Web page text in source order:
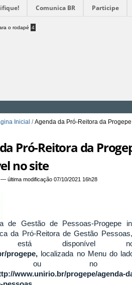
Comunica BR Participe
o rodapé 4
Inicial /Agenda da Pró-Reitora da
Pró-Reitora da
no site
—última modificação 07/10/2021 16h28
de Gestão de Pessoas-Progepe
da Pró-Reitora de Gestão
está disponível
progepe, localizada no Menu do
no
www.unirio.br/progepe/agenda-